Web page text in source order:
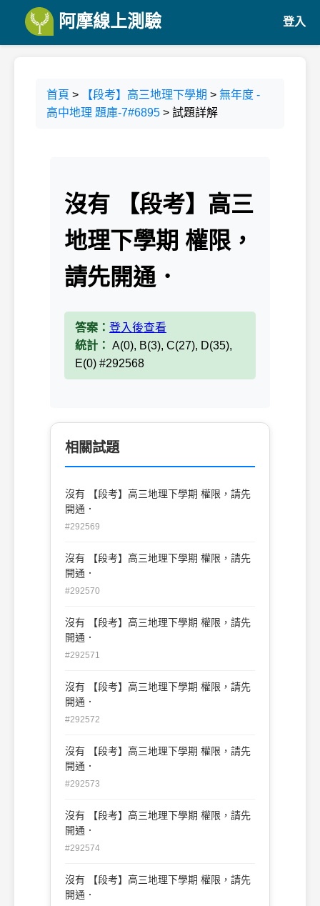
阿摩線上測驗 登入
首頁 > 【段考】高三地理下學期 > 無年度 -
高中地理 題庫-7#6895 > 試題詳解
沒有 【段考】高三
地理下學期 權限，
請先開通．
答案： 登入後查看
統計： A(0), B(3), C(27), D(35),
E(0) #292568
相關試題
沒有 【段考】高三地理下學期 權限，請先
開通．
#292569
沒有 【段考】高三地理下學期 權限，請先
開通．
#292570
沒有 【段考】高三地理下學期 權限，請先
開通．
#292571
沒有 【段考】高三地理下學期 權限，請先
開通．
#292572
沒有 【段考】高三地理下學期 權限，請先
開通．
#292573
沒有 【段考】高三地理下學期 權限，請先
開通．
#292574
沒有 【段考】高三地理下學期 權限，請先
開通．